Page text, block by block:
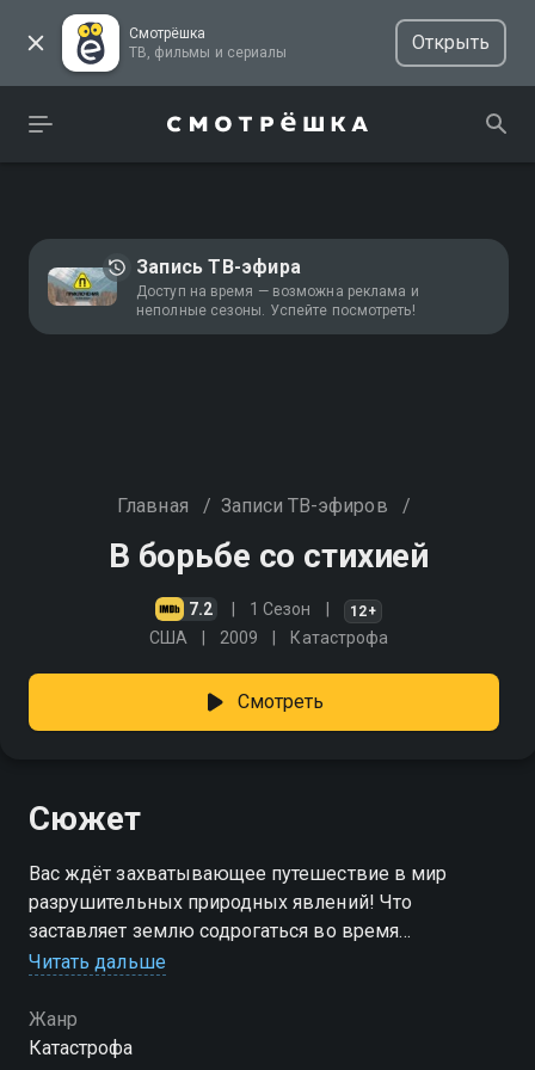
Смотрёшка
ТВ, фильмы и сериалы
Открыть
Запись ТВ-эфира
Доступ на время — возможна реклама и
неполные сезоны. Успейте посмотреть!
Главная / Записи ТВ-эфиров /
В борьбе со стихией
7.2 1 Сезон 12+
США 2009 Катастрофа
Смотреть
Сюжет
Вас ждёт захватывающее путешествие в мир
разрушительных природных явлений! Что
заставляет землю содрогаться во время
землетрясений? Почему наводнения становятся
Как формируются смерчи и тайфуны?
Читать дальше
Жанр
Катастрофа